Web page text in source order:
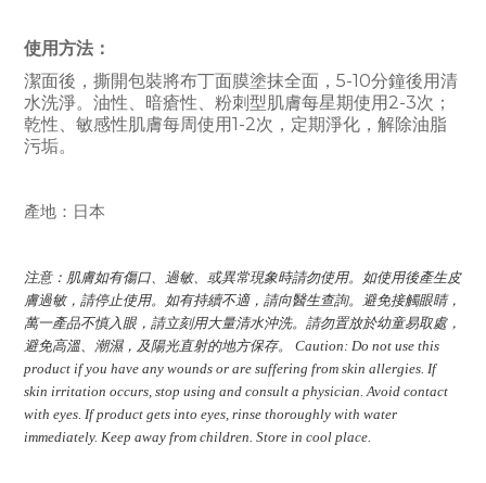
使用方法：
潔面後，撕開包裝將布丁面膜塗抹全面，5-10分鐘後用清
水洗淨。油性、暗瘡性、粉刺型肌膚每星期使用2-3次；
乾性、敏感性肌膚每周使用1-2次，定期淨化，解除油脂
污垢。
產地：日本
注意：肌膚如有傷口、過敏、或異常現象時請勿使用。如使用後產生皮
膚過敏，請停止使用。如有持續不適，請向醫生查詢。避免接觸眼睛，
萬一產品不慎入眼，請立刻用大量清水沖洗。請勿置放於幼童易取處，
避免高溫、潮濕，及陽光直射的地方保存。 Caution: Do not use this
product if you have any wounds or are suffering from skin allergies. If
skin irritation occurs, stop using and consult a physician. Avoid contact
with eyes. If product gets into eyes, rinse thoroughly with water
immediately. Keep away from children. Store in cool place.